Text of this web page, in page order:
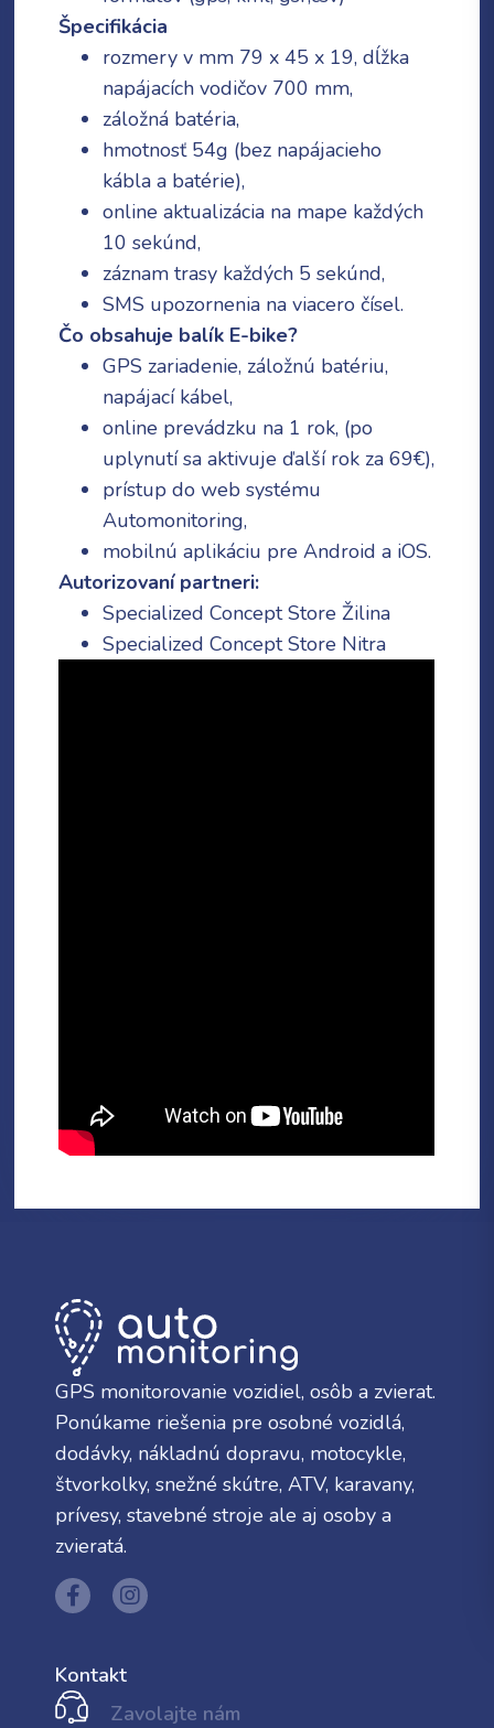
Špecifikácia
rozmery v mm 79 x 45 x 19, dĺžka
napájacích vodičov 700 mm,
záložná batéria,
hmotnosť 54g (bez napájacieho
kábla a batérie),
online aktualizácia na mape každých
10 sekúnd,
záznam trasy každých 5 sekúnd,
SMS upozornenia na viacero čísel.
Čo obsahuje balík E-bike?
GPS zariadenie, záložnú batériu,
napájací kábel,
online prevádzku na 1 rok, (po
uplynutí sa aktivuje ďalší rok za 69€),
prístup do web systému
Automonitoring,
mobilnú aplikáciu pre Android a iOS.
Autorizovaní partneri:
Specialized Concept Store Žilina
Specialized Concept Store Nitra
GPS monitorovanie vozidiel, osôb a zvierat.
Ponúkame riešenia pre osobné vozidlá,
dodávky, nákladnú dopravu, motocykle,
štvorkolky, snežné skútre, ATV, karavany,
prívesy, stavebné stroje ale aj osoby a
zvieratá.
Kontakt
Zavolajte nám
Telefón
Správa
Poslať